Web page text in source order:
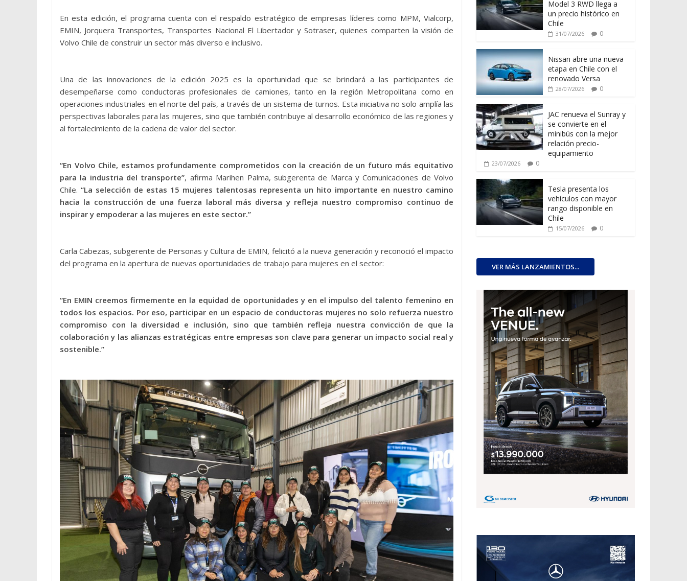
En esta edición, el programa cuenta con el respaldo estratégico de empresas líderes como MPM, Vialcorp,
EMIN, Jorquera Transportes, Transportes Nacional El Libertador y Sotraser, quienes comparten la visión de
Volvo Chile de construir un sector más diverso e inclusivo.
Una de las innovaciones de la edición 2025 es la oportunidad que se brindará a las participantes de
desempeñarse como conductoras profesionales de camiones, tanto en la región Metropolitana como en
operaciones industriales en el norte del país, a través de un sistema de turnos. Esta iniciativa no solo amplía las
perspectivas laborales para las mujeres, sino que también contribuye al desarrollo económico de las regiones y
al fortalecimiento de la cadena de valor del sector.
“En Volvo Chile, estamos profundamente comprometidos con la creación de un futuro más equitativo
para la industria del transporte”, afirma Marihen Palma, subgerenta de Marca y Comunicaciones de Volvo
Chile. “La selección de estas 15 mujeres talentosas representa un hito importante en nuestro camino
hacia la construcción de una fuerza laboral más diversa y refleja nuestro compromiso continuo de
inspirar y empoderar a las mujeres en este sector.”
Carla Cabezas, subgerente de Personas y Cultura de EMIN, felicitó a la nueva generación y reconoció el impacto
del programa en la apertura de nuevas oportunidades de trabajo para mujeres en el sector:
“En EMIN creemos firmemente en la equidad de oportunidades y en el impulso del talento femenino en
todos los espacios. Por eso, participar en un espacio de conductoras mujeres no solo refuerza nuestro
compromiso con la diversidad e inclusión, sino que también refleja nuestra convicción de que la
colaboración y las alianzas estratégicas entre empresas son clave para generar un impacto social real y
sostenible.”
Model 3 RWD llega a
un precio histórico en
Chile
31/07/2026 0
Nissan abre una nueva
etapa en Chile con el
renovado Versa
28/07/2026 0
JAC renueva el Sunray y
se convierte en el
minibús con la mejor
relación precio-
equipamiento
23/07/2026 0
Tesla presenta los
vehículos con mayor
rango disponible en
Chile
15/07/2026 0
VER MÁS LANZAMIENTOS...